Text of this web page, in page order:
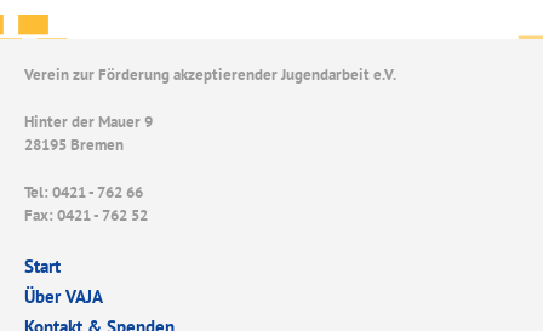
Verein zur Förderung akzeptierender Jugendarbeit e.V.
Hinter der Mauer 9
28195 Bremen
Tel: 0421 - 762 66
Fax: 0421 - 762 52
Start
Über VAJA